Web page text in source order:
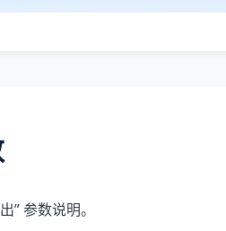
” 参数说明。